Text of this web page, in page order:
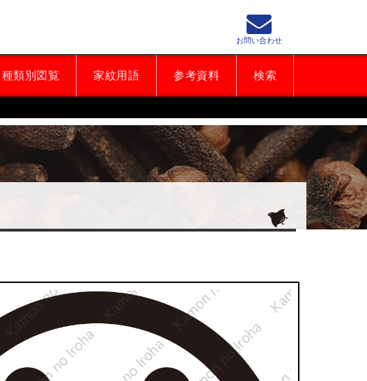
種類別図覧 家紋用語 参考資料 検索
お問い合わせ